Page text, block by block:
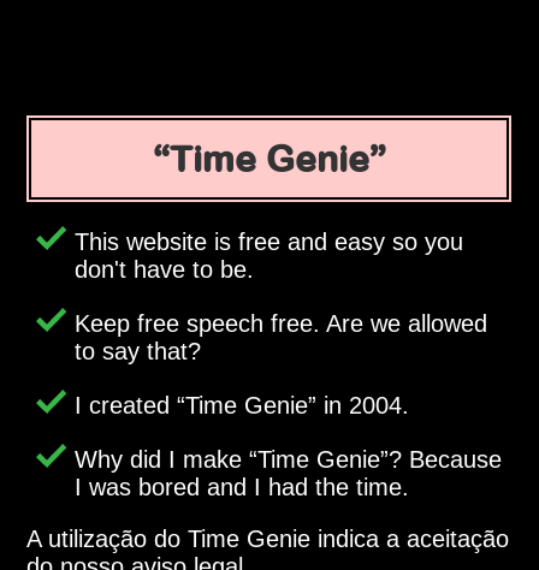
Time Genie
This website is free and easy so you
don't have to be.
Keep free speech free. Are we allowed
to say that?
I created Time Genie in 2004.
Why did I make Time Genie ? Because
I was bored and I had the time.
A utilização do Time Genie indica a aceitação